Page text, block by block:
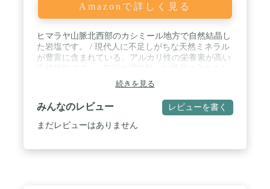
Amazonで詳しく見る
ヒマラヤ山脈北西部のカシミール地方で自然結晶し
た岩塩です。 / 現代人に不足しがちな天然ミネラル
が豊富に含まれている、アルカリ性の栄養素が高い
ど使い方は様々です。 / パウダータイプのピンク岩
塩を詰めた商品です。
続きを見る
みんなのレビュー レビューを書く
まだレビューはありません